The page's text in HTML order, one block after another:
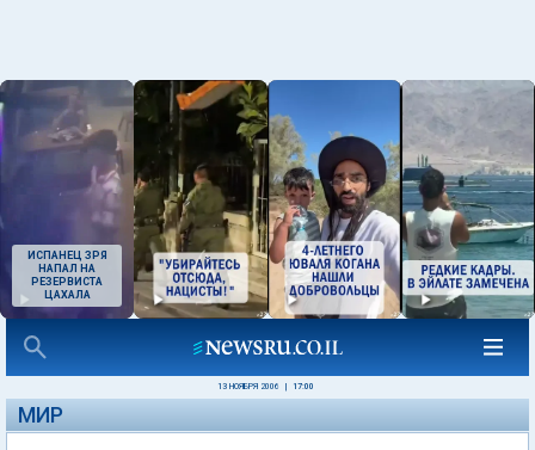
ИСПАНЕЦ ЗРЯ
НАПАЛ НА
РЕЗЕРВИСТА
ЦАХАЛА
13 НОЯБРЯ 2006 17:00
МИР